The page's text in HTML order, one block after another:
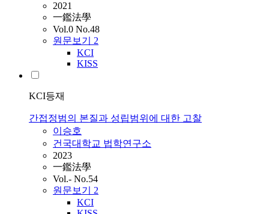
2021
一鑑法學
Vol.0 No.48
원문보기 2
KCI
KISS
KCI등재
간접정범의 본질과 성립범위에 대한 고찰
이승호
건국대학교 법학연구소
2023
一鑑法學
Vol.- No.54
원문보기 2
KCI